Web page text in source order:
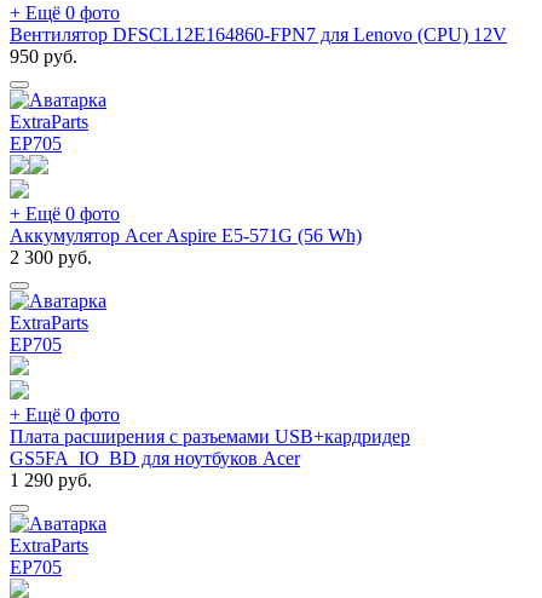
+ Ещё 0 фото
Вентилятор DFSCL12E164860-FPN7 для Lenovo (CPU) 12V
950 руб.
ExtraParts
EP705
+ Ещё 0 фото
Аккумулятор Acer Aspire E5-571G (56 Wh)
2 300 руб.
ExtraParts
EP705
+ Ещё 0 фото
Плата расширения с разъемами USB+кардридер
GS5FA_IO_BD для ноутбуков Acer
1 290 руб.
ExtraParts
EP705